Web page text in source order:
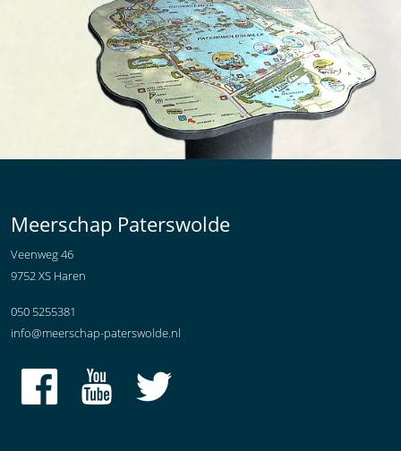
Meerschap Paterswolde
Veenweg 46
9752 XS Haren
050 5255381
info@meerschap-paterswolde.nl